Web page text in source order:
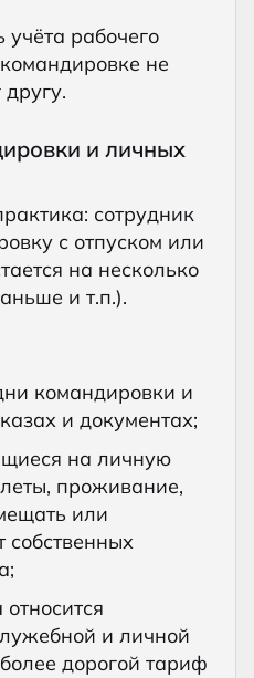
рабочего
не
и личных
сотрудник
с отпуском или
на несколько
и т.п.).
командировки и
и документах;
на личную
проживание,
или
собственных
и личной
дорогой тариф